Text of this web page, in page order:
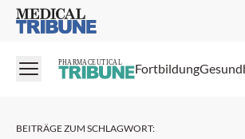
Medical Tribune
PHARMACEUTICAL Fortbildung
BEITRÄGE ZUM SCHLAGWORT: